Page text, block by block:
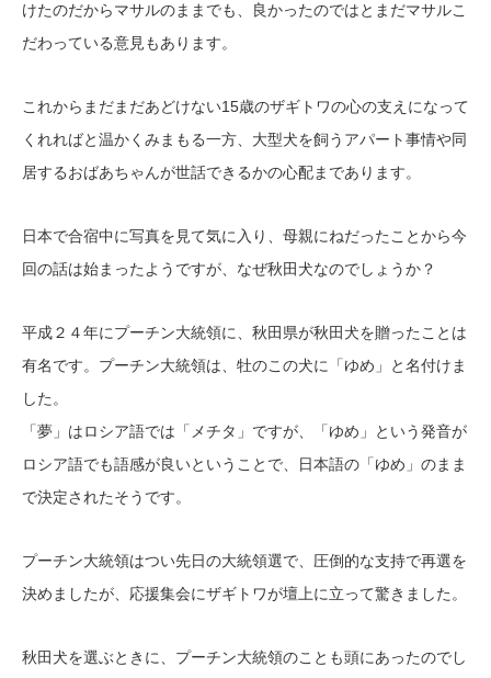
けたのだからマサルのままでも、良かったのではとまだマサルこ
だわっている意見もあります。
これからまだまだあどけない15歳のザギトワの心の支えになって
くれればと温かくみまもる一方、大型犬を飼うアパート事情や同
居するおばあちゃんが世話できるかの心配まであります。
日本で合宿中に写真を見て気に入り、母親にねだったことから今
回の話は始まったようですが、なぜ秋田犬なのでしょうか？
平成２４年にプーチン大統領に、秋田県が秋田犬を贈ったことは
有名です。プーチン大統領は、牡のこの犬に「ゆめ」と名付けま
した。
「夢」はロシア語では「メチタ」ですが、「ゆめ」という発音が
ロシア語でも語感が良いということで、日本語の「ゆめ」のまま
で決定されたそうです。
プーチン大統領はつい先日の大統領選で、圧倒的な支持で再選を
決めましたが、応援集会にザギトワが壇上に立って驚きました。
秋田犬を選ぶときに、プーチン大統領のことも頭にあったのでし